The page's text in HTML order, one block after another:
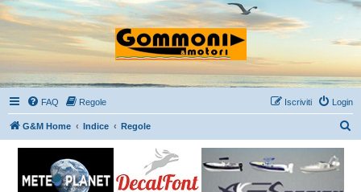
FAQ Regole Login
Iscriviti
G&M Home Indice Regole